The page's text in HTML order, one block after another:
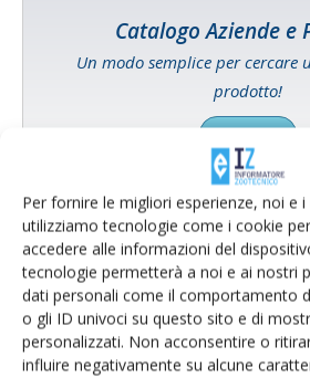
Per fornire le migliori esperienze, noi e
utilizziamo tecnologie come i cookie
accedere alle informazioni del
tecnologie permetterà a noi e ai nostri
dati personali come il comportamento
o gli ID univoci su questo sito e di
personalizzati. Non acconsentire o
influire negativamente su alcune
Catalogo Aziende e
Un modo semplice per cercare
prodotto!
L'Esperto
I consigli di Terra e Vita
Cerca adesso